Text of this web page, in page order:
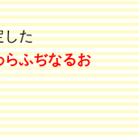
した
ふぢなるお